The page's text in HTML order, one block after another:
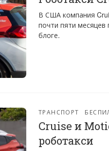
В США компания
почти пяти
блоге.
ТРАНСПОРТ
Cruise и
роботакси